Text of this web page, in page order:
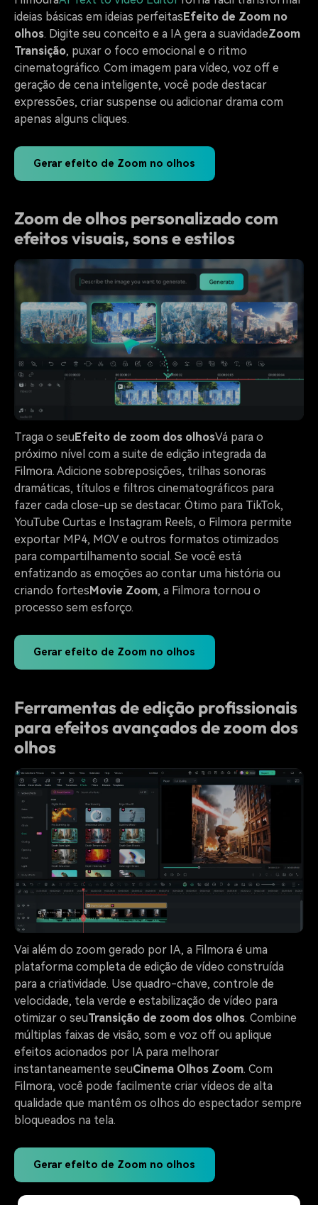
ideias básicas em ideias perfeitasEfeito de Zoom no
olhos. Digite seu conceito e a IA gera a suavidadeZoom
Transição, puxar o foco emocional e o ritmo
cinematográfico. Com imagem para vídeo, voz off e
geração de cena inteligente, você pode destacar
expressões, criar suspense ou adicionar drama com
apenas alguns cliques.
Gerar efeito de Zoom no olhos
Zoom de olhos personalizado com
efeitos visuais, sons e estilos
Traga o seu Efeito de zoom dos olhosVá para o
próximo nível com a suite de edição integrada da
Filmora. Adicione sobreposições, trilhas sonoras
dramáticas, títulos e filtros cinematográficos para
fazer cada close-up se destacar. Ótimo para TikTok,
YouTube Curtas e Instagram Reels, o Filmora permite
exportar MP4, MOV e outros formatos otimizados
para compartilhamento social. Se você está
enfatizando as emoções ao contar uma história ou
criando fortes Movie Zoom, a Filmora tornou o
processo sem esforço.
Gerar efeito de Zoom no olhos
Ferramentas de edição profissionais
para efeitos avançados de zoom dos
olhos
Vai além do zoom gerado por IA, a Filmora é uma
plataforma completa de edição de vídeo construída
para a criatividade. Use quadro-chave, controle de
velocidade, tela verde e estabilização de vídeo para
otimizar o seuTransição de zoom dos olhos. Combine
múltiplas faixas de visão, som e voz off ou aplique
efeitos acionados por IA para melhorar
instantaneamente seuCinema Olhos Zoom. Com
Filmora, você pode facilmente criar vídeos de alta
qualidade que mantêm os olhos do espectador sempre
bloqueados na tela.
Gerar efeito de Zoom no olhos